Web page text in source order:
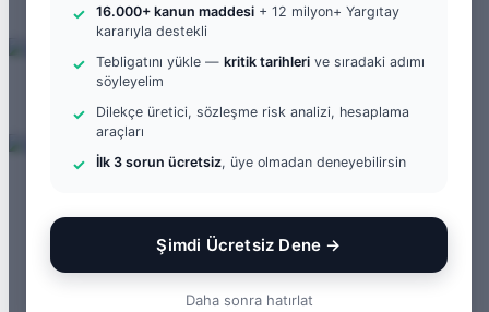
16.000+ kanun maddesi + 12 milyon+ Yargıtay
kararıyla destekli
Tebligatını yükle — kritik tarihleri ve sıradaki adımı
söyleyelim
Dilekçe üretici, sözleşme risk analizi, hesaplama
araçları
İlk 3 sorun ücretsiz, üye olmadan deneyebilirsin
Şimdi Ücretsiz Dene →
Daha sonra hatırlat
Arama yap ...
Arama yap ...
Kayıt Ol
Borçlar Hukuku
Ceza Hukuku
Gayrimenkul Hukuku
Medeni Hukuku
Tazminat Hukuku